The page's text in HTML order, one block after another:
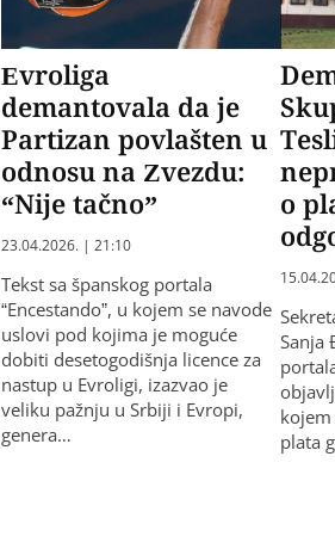
Evroliga
demantovala da je
Partizan povlašten u
odnosu na Zvezdu:
“Nije tačno”
23.04.2026. | 21:10
Tekst sa španskog portala
“Encestando”, u kojem se navode
uslovi pod kojima je moguće
dobiti desetogodišnja licence za
nastup u Evroligi, izazvao je
veliku pažnju u Srbiji i Evropi,
genera…
o
Sanja
plata